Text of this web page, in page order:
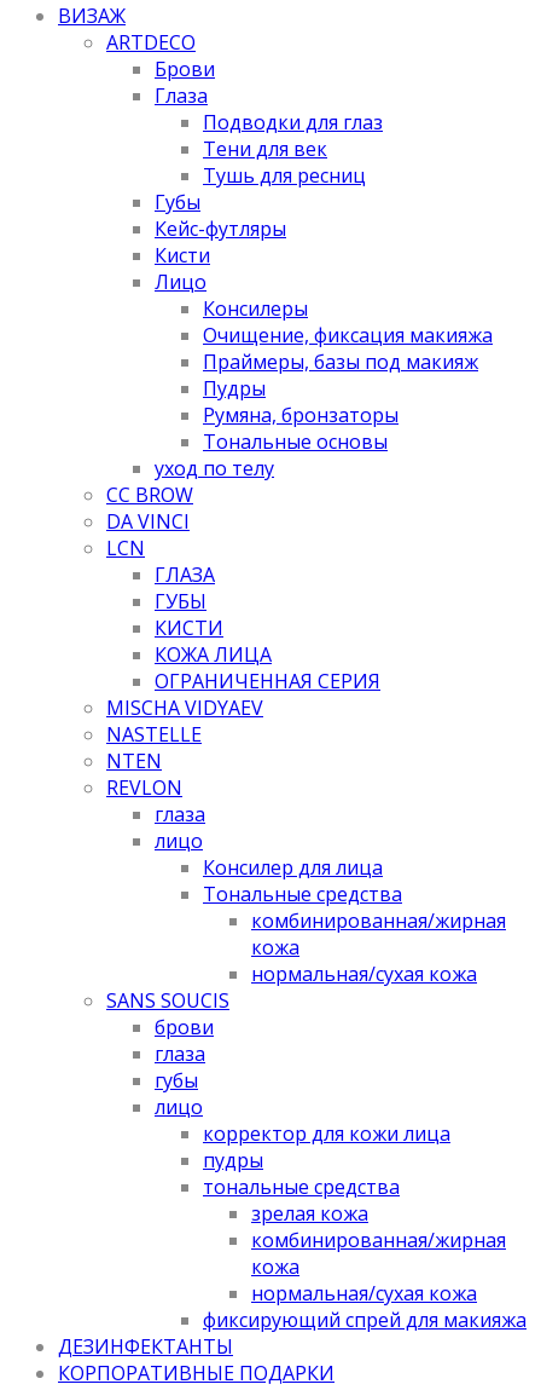
ВИЗАЖ
ARTDECO
Брови
Глаза
Подводки для глаз
Тени для век
Тушь для ресниц
Губы
Кейс-футляры
Кисти
Лицо
Консилеры
Очищение, фиксация макияжа
Праймеры, базы под макияж
Пудры
Румяна, бронзаторы
Тональные основы
уход по телу
CC BROW
DA VINCI
LCN
ГЛАЗА
ГУБЫ
КИСТИ
КОЖА ЛИЦА
ОГРАНИЧЕННАЯ СЕРИЯ
MISCHA VIDYAEV
NASTELLE
NTEN
REVLON
глаза
лицо
Консилер для лица
Тональные средства
комбинированная/жирная
кожа
нормальная/cухая кожа
SANS SOUCIS
брови
глаза
губы
лицо
корректор для кожи лица
пудры
тональные средства
зрелая кожа
комбинированная/жирная
кожа
нормальная/cухая кожа
фиксирующий спрей для макияжа
ДЕЗИНФЕКТАНТЫ
КОРПОРАТИВНЫЕ ПОДАРКИ